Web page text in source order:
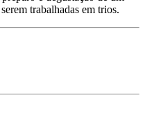
trabalhadas em trios.